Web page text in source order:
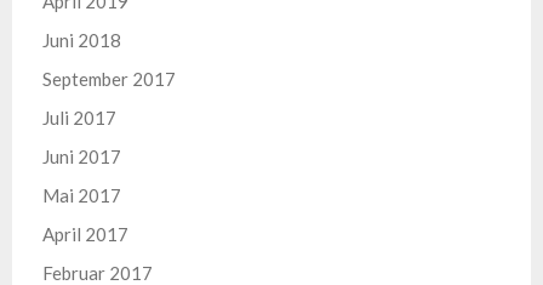
Juni 2018
September 2017
Juli 2017
Juni 2017
Mai 2017
April 2017
Februar 2017